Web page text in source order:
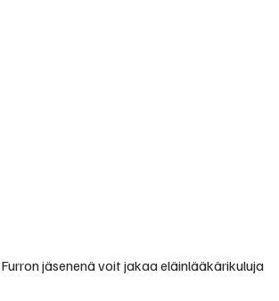
jäsenenä voit jakaa eläinlääkärikuluja